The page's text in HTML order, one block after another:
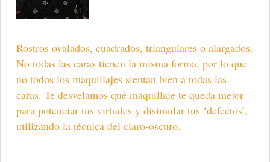
Rostros ovalados, cuadrados, triangulares o alargados.
No todas las caras tienen la misma forma, por lo que
no todos los maquillajes sientan bien a todas las
caras. Te desvelamos qué maquillaje te queda mejor
para potenciar tus virtudes y disimular tus ‘defectos’,
utilizando la técnica del claro-oscuro.